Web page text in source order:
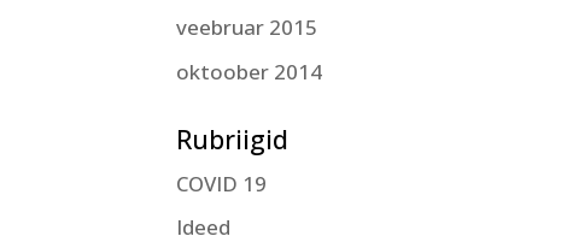
veebruar 2015
oktoober 2014
Rubriigid
COVID 19
Ideed